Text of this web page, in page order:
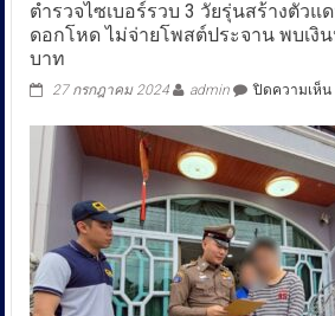
ตำรวจไซเบอร์รวบ 3 วัยรุ่นสร้างตัวแ
ดอกโหด ไม่จ่ายโพสต์ประจาน พบเงิ
บาท
27 กรกฎาคม 2024 admin ปิดความเห็น